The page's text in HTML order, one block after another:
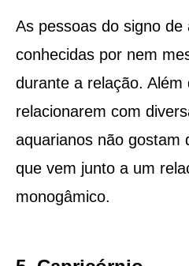
As pessoas do signo de
conhecidas por nem
durante a relação.
relacionarem com
aquarianos não gostam
que vem junto a um
monogâmico.